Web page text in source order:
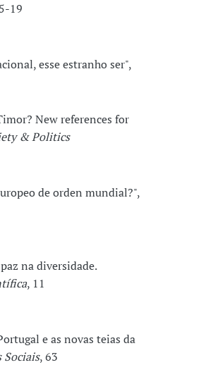
19
esse estranho ser",
New references for
& Politics
de orden mundial?",
na diversidade.
, 11
e as novas teias da
Sociais, 63